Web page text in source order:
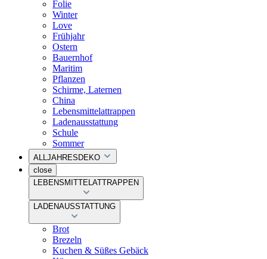
Folie
Winter
Love
Frühjahr
Ostern
Bauernhof
Maritim
Pflanzen
Schirme, Laternen
China
Lebensmittelattrappen
Ladenausstattung
Schule
Sommer
ALLJAHRESDEKO
close
LEBENSMITTELATTRAPPEN
LADENAUSSTATTUNG
Brot
Brezeln
Kuchen & Süßes Gebäck